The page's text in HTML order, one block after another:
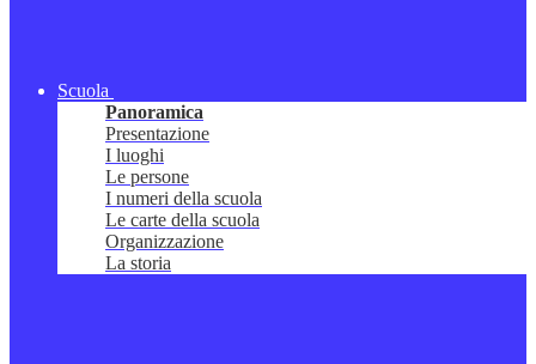
Scuola
Panoramica
Presentazione
I luoghi
Le persone
I numeri della scuola
Le carte della scuola
Organizzazione
La storia